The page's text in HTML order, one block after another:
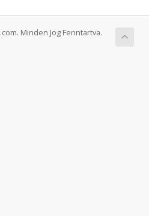
Minden Jog Fenntartva.